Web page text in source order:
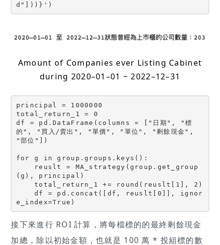
d"]))}')
Amount of Companies ever Listing Cabinet
during 2020–01–01 ~ 2022–12–31
principal = 1000000
total_return_1 = 0
df = pd.DataFrame(columns = ["日期", "標
的", "買入/賣出", "單價", "單位", "剩餘現金",
"部位"])
for g in group.groups.keys():
(g), principal)
    total_return_1 += round(reuslt[1], 2)
    df = pd.concat([df, reuslt[0]], ignor
e_index=True)
接下來進行 ROI 計算，將每檔標的的最終剩餘現金
加總，除以初始金額，也就是 100 萬 * 投組標的數